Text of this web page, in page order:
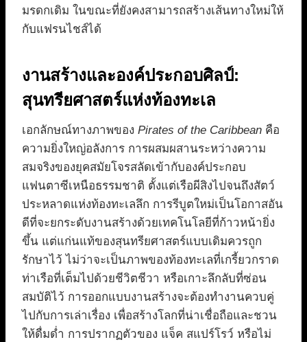
มรดกเดิม ในขณะที่ยังคงสามารถสร้างเส้นทางใหม่ให้
กับแฟรนไชส์ได้
งานสร้างและองค์ประกอบศิลป์:
สุนทรียศาสตร์แห่งท้องทะเล
เอกลักษณ์ทางภาพของ Pirates of the Caribbean คือ
ความยิ่งใหญ่อลังการ การผสมผสานระหว่างความ
สมจริงของยุคสมัยโจรสลัดเข้ากับองค์ประกอบ
แฟนตาซีเหนือธรรมชาติ ตั้งแต่เรือผีสิงไปจนถึงสัตว์
ประหลาดแห่งท้องทะเลลึก การรีบูตใหม่เป็นโอกาสอัน
ดีที่จะยกระดับงานสร้างด้วยเทคโนโลยีที่ก้าวหน้ายิ่ง
ขึ้น แต่แก่นแท้ของสุนทรียศาสตร์แบบเดิมควรถูก
รักษาไว้ ไม่ว่าจะเป็นภาพของท้องทะเลที่เกรี้ยวกราด
ท่าเรือที่เต็มไปด้วยชีวิตชีวา หรือเกาะลึกลับที่ซ่อน
สมบัติไว้ การออกแบบงานสร้างจะต้องทำงานควบคู่
ไปกับการเล่าเรื่อง เพื่อสร้างโลกที่น่าเชื่อถือและชวน
ให้ดื่มด่ำ การปรากฏตัวของ แจ็ค สแปร์โรว์ หรือไม่